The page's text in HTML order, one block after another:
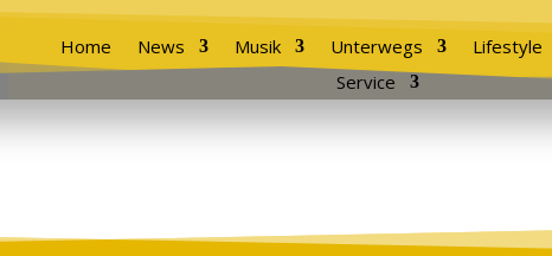
Home News Musik Unterwegs Lifestyle
Service